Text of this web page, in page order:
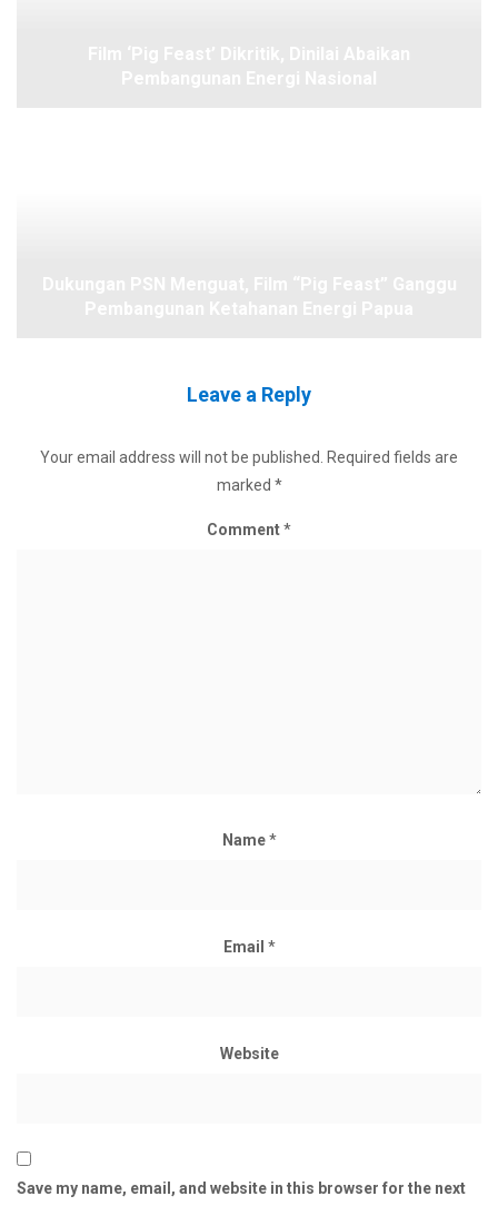
Leave a Reply
Your email address will not be published.
Required fields are
marked *
Comment*
Name*
Email *
Website
Save my name, email, and website in this browser for the next